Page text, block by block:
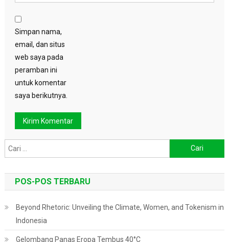
Simpan nama,
email, dan situs
web saya pada
peramban ini
untuk komentar
saya berikutnya.
untuk:
POS-POS TERBARU
Beyond Rhetoric: Unveiling the Climate, Women, and Tokenism in
Indonesia
Gelombang Panas Eropa Tembus 40°C